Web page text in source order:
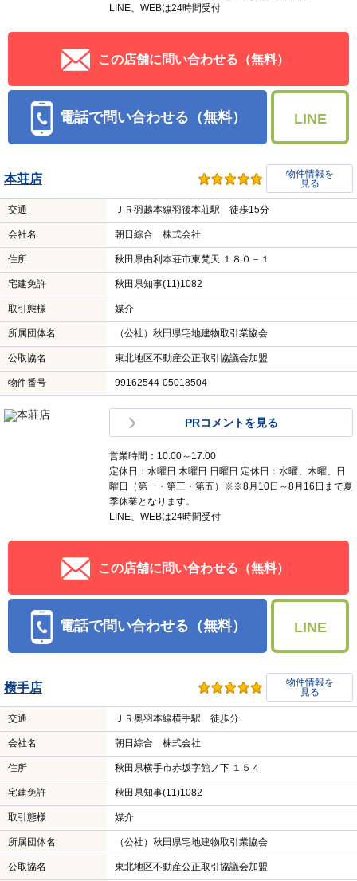
LINE、WEBは24時間受付
この店舗に問い合わせる（無料）
電話で問い合わせる（無料） LINE
本荘店
物件情報を
見る
交通 ＪＲ羽越本線羽後本荘駅 徒歩15分
会社名 朝日綜合 株式会社
住所 秋田県由利本荘市東梵天 １８０－１
宅建免許 秋田県知事(11)1082
取引態様 媒介
所属団体名 （公社）秋田県宅地建物取引業協会
公取協名 東北地区不動産公正取引協議会加盟
物件番号 99162544-05018504
PRコメントを見る
営業時間：10:00～17:00
定休日：水曜日 木曜日 日曜日 定休日：水曜、木曜、日
曜日（第一・第三・第五）※※8月10日～8月16日まで夏
季休業となります。
LINE、WEBは24時間受付
この店舗に問い合わせる（無料）
電話で問い合わせる（無料） LINE
横手店
物件情報を
見る
交通 ＪＲ奥羽本線横手駅 徒歩分
会社名 朝日綜合 株式会社
住所 秋田県横手市赤坂字館ノ下 １５４
宅建免許 秋田県知事(11)1082
取引態様 媒介
所属団体名 （公社）秋田県宅地建物取引業協会
公取協名 東北地区不動産公正取引協議会加盟